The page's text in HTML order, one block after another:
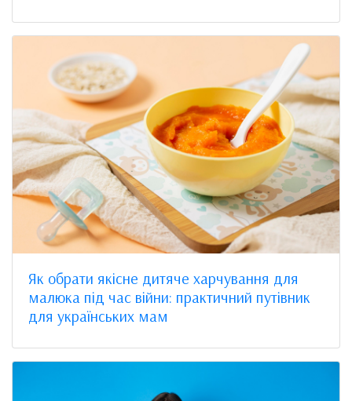
Як обрати якісне дитяче харчування для
малюка під час війни: практичний путівник
для українських мам